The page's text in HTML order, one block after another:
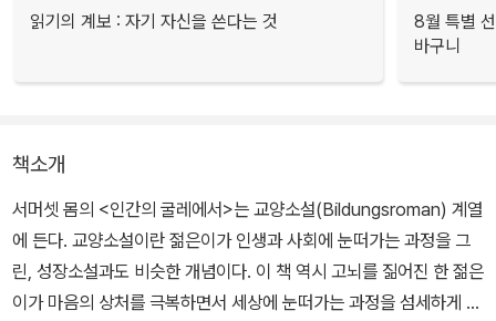
읽기의 계보 : 자기 자신을 쓴다는 것
8월 특별
바구니
책소개
서머셋 몸의 <인간의 굴레에서>는 교양소설(Bildungsroman) 계열
에 든다. 교양소설이란 젊은이가 인생과 사회에 눈떠가는 과정을 그
린, 성장소설과도 비슷한 개념이다. 이 책 역시 고뇌를 짊어진 한 젊은
이가 마음의 상처를 극복하면서 세상에 눈떠가는 과정을 섬세하게 그